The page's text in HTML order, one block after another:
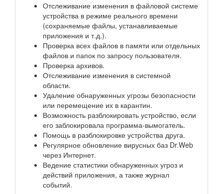
Отслеживание изменения в файловой системе
устройства в режиме реального времени
(сохраняемые файлы, устанавливаемые
приложения и т.д.).
Проверка всех файлов в памяти или отдельных
файлов и папок по запросу пользователя.
Проверка архивов.
Отслеживание изменения в системной
области.
Удаление обнаруженных угрозы безопасности
или перемещение их в карантин.
Возможность разблокировать устройство, если
его заблокировала программа-вымогатель.
Помощь в разблокировке устройства друга.
Регулярное обновление вирусных баз Dr.Web
через Интернет.
Ведение статистики обнаруженных угроз и
действий приложения, а также журнал
событий.